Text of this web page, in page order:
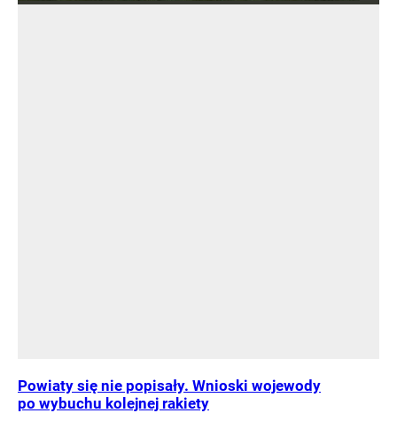
Powiaty się nie popisały. Wnioski wojewody
po wybuchu kolejnej rakiety